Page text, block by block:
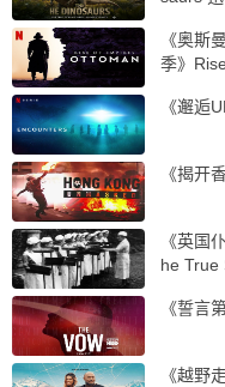
《奥斯
季》
《邂逅
《揭开
《英国
he True
《誓言
《越野